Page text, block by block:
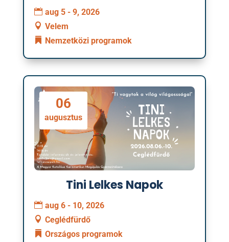
aug 5 - 9, 2026
Velem
Nemzetközi programok
06
augusztus
Tini Lelkes Napok
aug 6 - 10, 2026
Ceglédfürdő
Országos programok